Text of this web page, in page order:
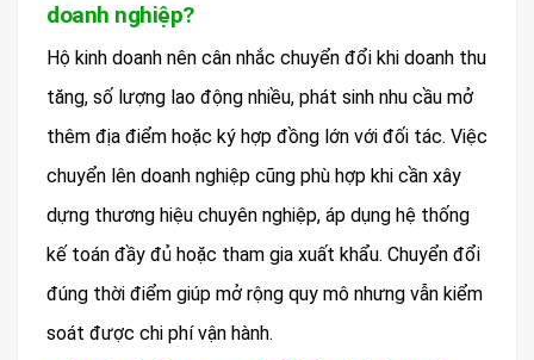
doanh nghiệp?
Hộ kinh doanh nên cân nhắc chuyển đổi khi doanh thu
tăng, số lượng lao động nhiều, phát sinh nhu cầu mở
thêm địa điểm hoặc ký hợp đồng lớn với đối tác. Việc
chuyển lên doanh nghiệp cũng phù hợp khi cần xây
dựng thương hiệu chuyên nghiệp, áp dụng hệ thống
kế toán đầy đủ hoặc tham gia xuất khẩu. Chuyển đổi
đúng thời điểm giúp mở rộng quy mô nhưng vẫn kiểm
soát được chi phí vận hành.